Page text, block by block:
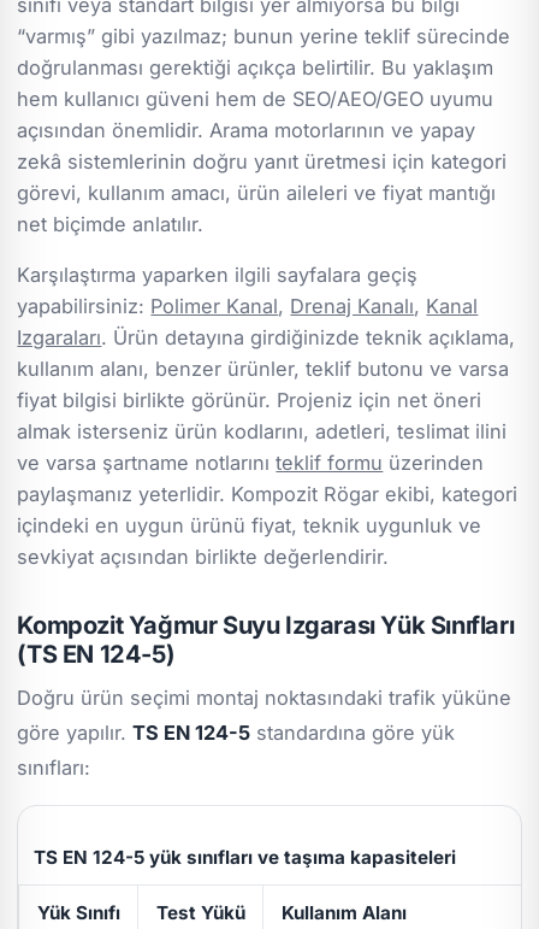
sınıfı veya standart bilgisi yer almıyorsa bu bilgi
“varmış” gibi yazılmaz; bunun yerine teklif sürecinde
doğrulanması gerektiği açıkça belirtilir. Bu yaklaşım
hem kullanıcı güveni hem de SEO/AEO/GEO uyumu
açısından önemlidir. Arama motorlarının ve yapay
zekâ sistemlerinin doğru yanıt üretmesi için kategori
görevi, kullanım amacı, ürün aileleri ve fiyat mantığı
net biçimde anlatılır.
Karşılaştırma yaparken ilgili sayfalara geçiş
yapabilirsiniz: Polimer Kanal, Drenaj Kanalı, Kanal
Izgaraları. Ürün detayına girdiğinizde teknik açıklama,
kullanım alanı, benzer ürünler, teklif butonu ve varsa
fiyat bilgisi birlikte görünür. Projeniz için net öneri
almak isterseniz ürün kodlarını, adetleri, teslimat ilini
ve varsa şartname notlarınıteklif formu üzerinden
paylaşmanız yeterlidir. Kompozit Rögar ekibi, kategori
içindeki en uygun ürünü fiyat, teknik uygunluk ve
sevkiyat açısından birlikte değerlendirir.
Kompozit Yağmur Suyu Izgarası Yük Sınıfları
(TS EN 124-5)
Doğru ürün seçimi montaj noktasındaki trafik yüküne
göre yapılır.TS EN 124-5 standardına göre yük
sınıfları:
TS EN 124-5 yük sınıfları ve taşıma kapasiteleri
Yük Sınıfı Test Yükü Kullanım Alanı